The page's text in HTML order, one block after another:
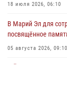
18 июля 2026, 06:10
В Марий Эл для
посвящённое
05 августа 2026, 09:10